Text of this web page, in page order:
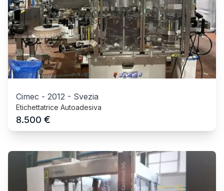
Cimec - 2012 - Svezia
Etichettatrice Autoadesiva
8.500 €